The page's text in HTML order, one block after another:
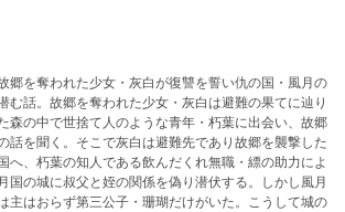
郷を奪われた少女・灰白が復讐を誓い仇の国・風月の
む話。故郷を奪われた少女・灰白は避難の果てに辿り
森の中で世捨て人のような青年・朽葉に出会い、故郷
話を聞く。そこで灰白は避難先であり故郷を襲撃した
へ、朽葉の知人である飲んだくれ無職・縹の助力によ
国の城に叔父と姪の関係を偽り潜伏する。しかし風月
主はおらず第三公子・珊瑚だけがいた。こうして城の